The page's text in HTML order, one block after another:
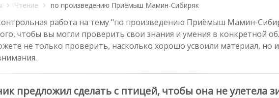
Чтение по произведению Приёмыш Мамин-Сибиряк
работа на тему "по произведению Приёмыш Мамин-
чтобы вы могли проверить свои знания и умения в конкретной
не только проверить, насколько хорошо усвоили материал, но
предложил сделать с птицей, чтобы она не улетела